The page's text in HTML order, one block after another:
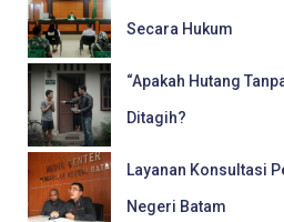
Secara Hukum
“Apakah Hutang
Ditagih?
Layanan Konsultasi
Negeri Batam